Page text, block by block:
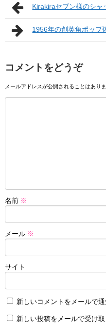
Kirakiraセブン様のシャ
1956年の創英角ポップ
コメントをどうぞ
メールアドレスが公開されることはありま
名前 ※
メール ※
サイト
新しいコメントをメールで通
新しい投稿をメールで受け取